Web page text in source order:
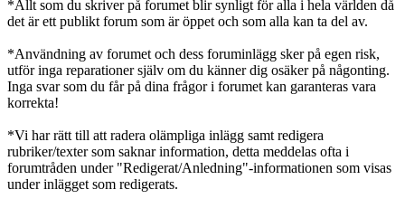
*Allt som du skriver på forumet blir synligt för alla i hela världen då
det är ett publikt forum som är öppet och som alla kan ta del av.
*Användning av forumet och dess foruminlägg sker på egen risk,
utför inga reparationer själv om du känner dig osäker på någonting.
Inga svar som du får på dina frågor i forumet kan garanteras vara
korrekta!
*Vi har rätt till att radera olämpliga inlägg samt redigera
rubriker/texter som saknar information, detta meddelas ofta i
forumtråden under "Redigerat/Anledning"-informationen som visas
under inlägget som redigerats.